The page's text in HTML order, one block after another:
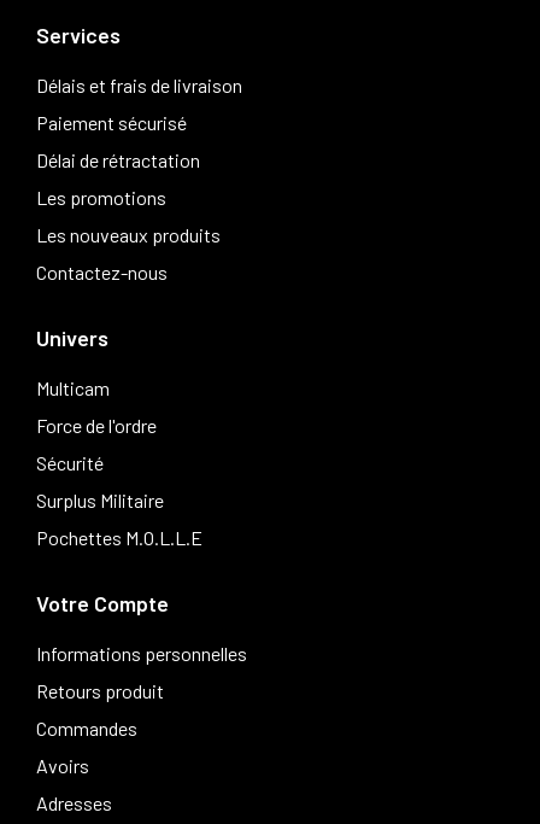
Services
Délais et frais de livraison
Paiement sécurisé
Délai de rétractation
Les promotions
Les nouveaux produits
Contactez-nous
Univers
Multicam
Force de l'ordre
Sécurité
Surplus Militaire
Pochettes M.O.L.L.E
Votre Compte
Informations personnelles
Retours produit
Commandes
Avoirs
Adresses